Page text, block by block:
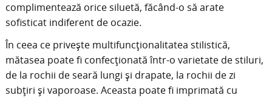
complimentează orice siluetă, făcând-o să arate
sofisticat indiferent de ocazie.
În ceea ce privește multifuncționalitatea stilistică,
mătasea poate fi confecționată într-o varietate de stiluri,
de la rochii de seară lungi și drapate, la rochii de zi
subțiri și vaporoase. Aceasta poate fi imprimată cu